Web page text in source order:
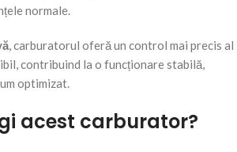
normale.
, carburatorul oferă un control mai precis al
contribuind la o funcționare stabilă,
optimizat.
acest carburator?